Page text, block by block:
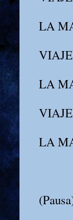
LA
LA
LA